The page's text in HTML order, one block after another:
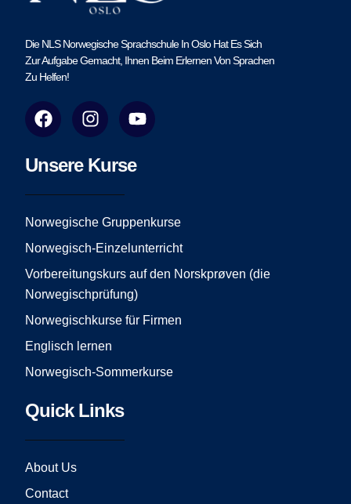
Die NLS Norwegische Sprachschule In Oslo Hat Es Sich
Zur Aufgabe Gemacht, Ihnen Beim Erlernen Von Sprachen
Zu Helfen!
F
a
e
o
o
I
n
t
g
r
m
Y
o
t
e
Unsere Kurse
Norwegische Gruppenkurse
Norwegisch-Einzelunterricht
Vorbereitungskurs auf den Norskprøven (die
Norwegischprüfung)
Norwegischkurse für Firmen
Englisch lernen
Norwegisch-Sommerkurse
Quick Links
About Us
Contact